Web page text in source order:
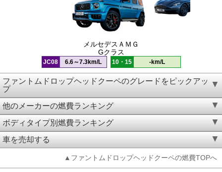
メルセデスＡＭＧ
Gクラス
JC08 6.6～7.3km/L 10・15 -km/L
ファントムドロップヘッドクーペのグレードをピックアッ
プ
他のメーカーの燃費ランキング
ボディタイプ別燃費ランキング
車を売却する
▲ファントムドロップヘッドクーペの燃費TOPへ